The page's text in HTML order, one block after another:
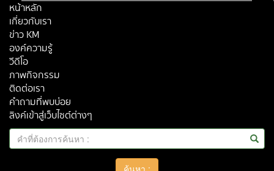
หน้าหลัก
เกี่ยวกับเรา
ข่าว KM
องค์ความรู้
วีดีโอ
ภาพกิจกรรม
ติดต่อเรา
คำถามที่พบบ่อย
ลิงค์เข้าสู่เว็บไซต์ต่างๆ